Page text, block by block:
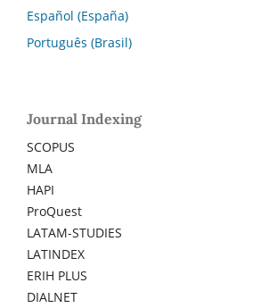
Español (España)
Português (Brasil)
Journal Indexing
SCOPUS
MLA
HAPI
ProQuest
LATAM-STUDIES
LATINDEX
ERIH PLUS
DIALNET